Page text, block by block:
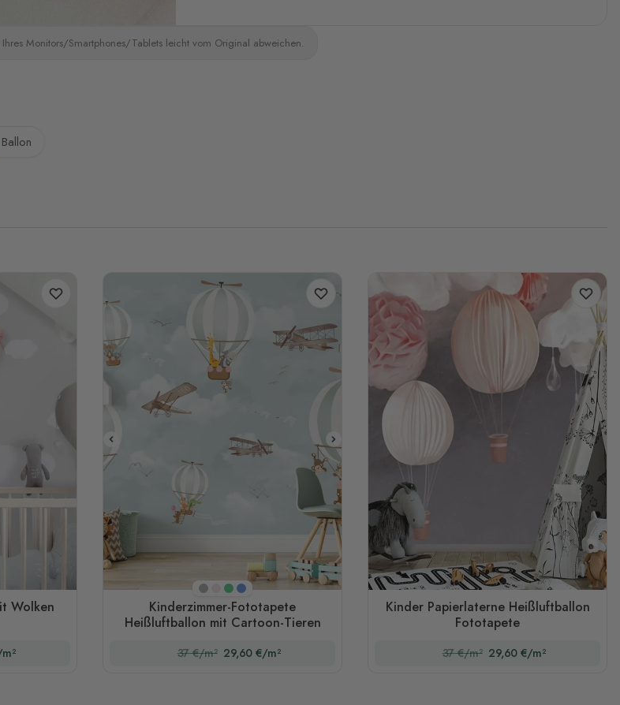
Monitors/Smartphones/Tablets leicht vom Original abweichen.
Ballon
Wolken
BeigeRosa
Grün
Blau
Kinderzimmer-Fototapete
Heißluftballon mit Cartoon-Tieren
37 €/m² 29,60 €/m²
Kinder Papierlaterne Heißluftballon
Fototapete
37 €/m² 29,60 €/m²